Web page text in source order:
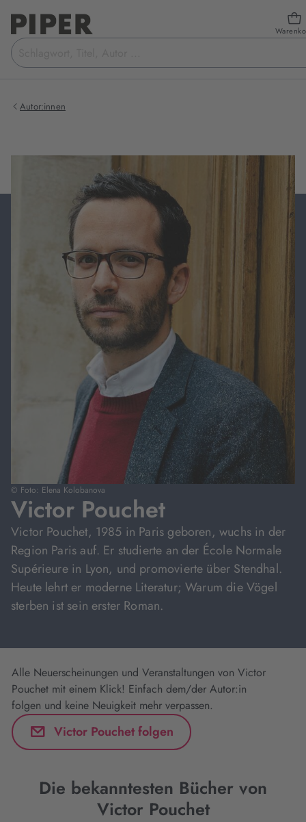
Suchbegriff
eingeben
Autor:innen
© Foto: Elena Kolobanova
Victor Pouchet
Victor Pouchet, 1985 in Paris geboren, wuchs in der
Region Paris auf. Er studierte an der École Normale
Supérieure in Lyon, und promovierte über Stendhal.
Heute lehrt er moderne Literatur; Warum die Vögel
sterben ist sein erster Roman.
Alle Neuerscheinungen und Veranstaltungen von Victor
Pouchet mit einem Klick! Einfach dem/der Autor:in
folgen und keine Neuigkeit mehr verpassen.
Victor Pouchet folgen
Die bekanntesten Bücher von
Victor Pouchet